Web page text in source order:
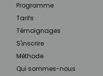
Programme
Tarifs
Témoignages
S'inscrire
Méthode
Qui sommes-nous